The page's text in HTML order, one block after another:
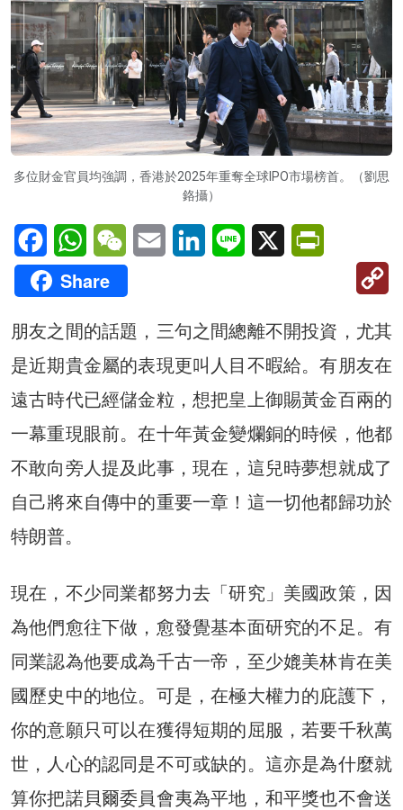
多位財金官員均強調，香港於2025年重奪全球IPO市場榜首。（劉思
鉻攝）
FacebookWhatsAppWeChatEmail LinkedInLine X
Share
朋友之間的話題，三句之間總離不開投資，尤其
是近期貴金屬的表現更叫人目不暇給。有朋友在
遠古時代已經儲金粒，想把皇上御賜黃金百兩的
一幕重現眼前。在十年黃金變爛銅的時候，他都
不敢向旁人提及此事，現在，這兒時夢想就成了
自己將來自傳中的重要一章！這一切他都歸功於
特朗普。
現在，不少同業都努力去「研究」美國政策，因
為他們愈往下做，愈發覺基本面研究的不足。有
同業認為他要成為千古一帝，至少媲美林肯在美
國歷史中的地位。可是，在極大權力的庇護下，
你的意願只可以在獲得短期的屈服，若要千秋萬
世，人心的認同是不可或缺的。這亦是為什麼就
算你把諾貝爾委員會夷為平地，和平獎也不會送